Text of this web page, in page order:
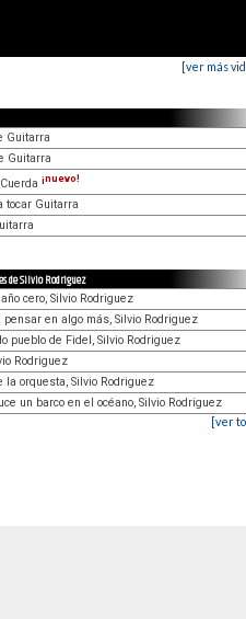
[ver más
Guitarra
Guitarra
¡nuevo!
tocar Guitarra
de Silvio Rodriguez
cero, Silvio Rodriguez
pensar en algo más, Silvio Rodriguez
pueblo de Fidel, Silvio Rodriguez
Rodriguez
la orquesta, Silvio Rodriguez
un barco en el océano, Silvio Rodriguez
[ver